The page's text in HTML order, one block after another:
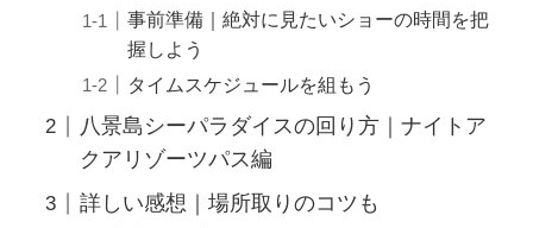
事前準備｜絶対に見たいショーの時間を把
握しよう
タイムスケジュールを組もう
八景島シーパラダイスの回り方｜ナイトア
クアリゾーツパス編
詳しい感想｜場所取りのコツも